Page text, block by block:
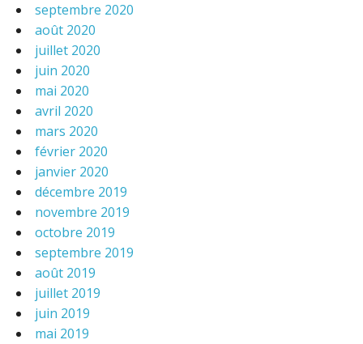
septembre 2020
août 2020
juillet 2020
juin 2020
mai 2020
avril 2020
mars 2020
février 2020
janvier 2020
décembre 2019
novembre 2019
octobre 2019
septembre 2019
août 2019
juillet 2019
juin 2019
mai 2019